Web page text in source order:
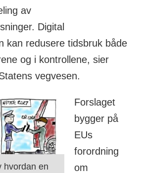
av
Digital
kan redusere tidsbruk både
og i kontrollene, sier
vegvesen.
hvordan en
Forslaget
bygger på
EUs
forordning
om